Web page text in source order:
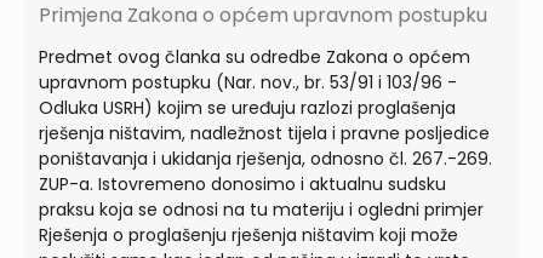
Primjena Zakona o općem upravnom postupku
Predmet ovog članka su odredbe Zakona o općem
upravnom postupku (Nar. nov., br. 53/91 i 103/96 -
Odluka USRH) kojim se uređuju razlozi proglašenja
rješenja ništavim, nadležnost tijela i pravne posljedice
poništavanja i ukidanja rješenja, odnosno čl. 267.-269.
ZUP-a. Istovremeno donosimo i aktualnu sudsku
praksu koja se odnosi na tu materiju i ogledni primjer
Rješenja o proglašenju rješenja ništavim koji može